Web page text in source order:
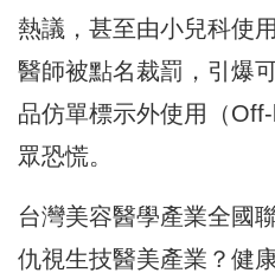
熱議，甚至由小兒科使
醫師被點名裁罰，引爆
品仿單標示外使用（
眾恐慌。
台灣美容醫學產業全國
仇視生技醫美產業？健